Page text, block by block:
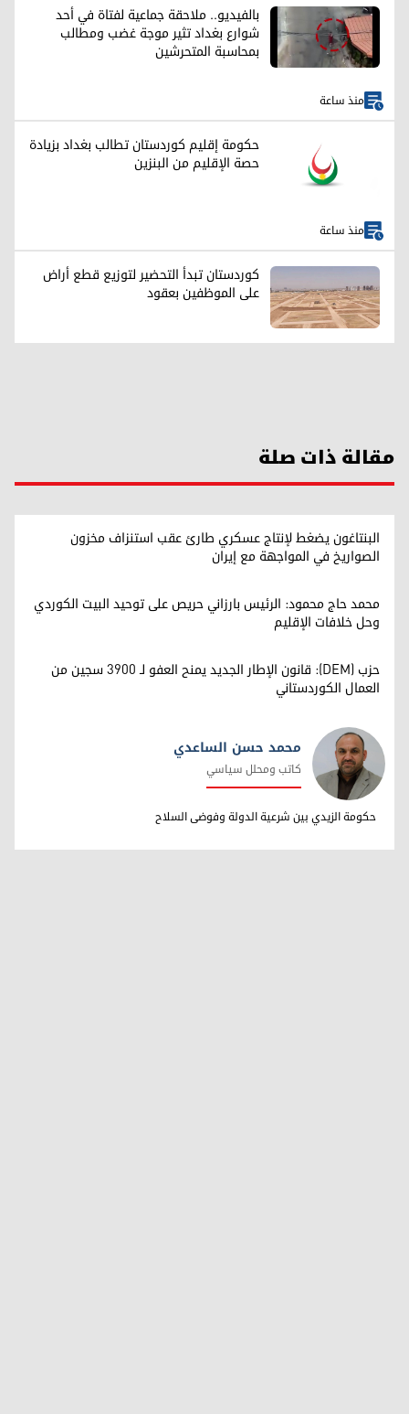
بالفيديو.. ملاحقة جماعية لفتاة في أحد
شوارع بغداد تثير موجة غضب ومطالب
بمحاسبة المتحرشين
منذ ساعة
حكومة إقليم كوردستان تطالب بغداد بزيادة
حصة الإقليم من البنزين
منذ ساعة
كوردستان تبدأ التحضير لتوزيع قطع أراض
على الموظفين بعقود
مقالة ذات صلة
البنتاغون يضغط لإنتاج عسكري طارئ عقب استنزاف مخزون
الصواريخ في المواجهة مع إيران
محمد حاج محمود: الرئيس بارزاني حريص على توحيد البيت الكوردي
وحل خلافات الإقليم
حزب (DEM): قانون الإطار الجديد يمنح العفو لـ 3900 سجين من
العمال الكوردستاني
محمد حسن الساعدي
محمد حسن الساعدي
كاتب ومحلل سياسي
حكومة الزيدي بين شرعية الدولة وفوضى السلاح